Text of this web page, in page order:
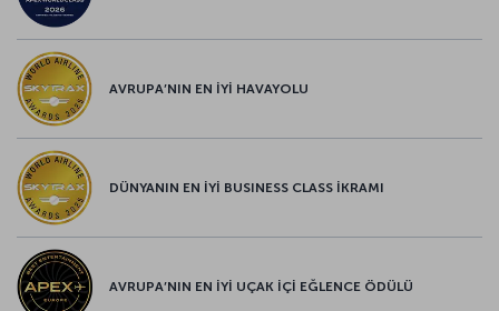
AVRUPA’NIN EN İYİ HAVAYOLU
DÜNYANIN EN İYİ BUSINESS CLASS İKRAMI
AVRUPA’NIN EN İYİ UÇAK İÇİ EĞLENCE ÖDÜLÜ